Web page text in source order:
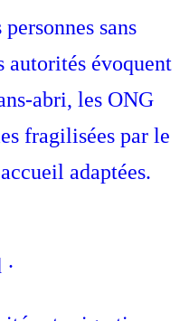
sans
autorités évoquent
abri, les ONG
fragilisées par le
adaptées.
·